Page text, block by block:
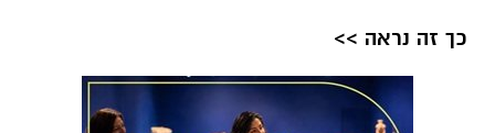
כך זה נראה >>